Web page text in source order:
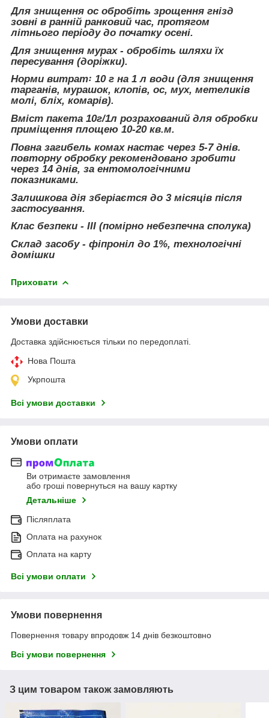
Для знищення ос обробіть зрощення гнізд
зовні в ранній ранковий час, протягом
літнього періоду до початку осені.
Для знищення мурах - обробіть шляхи їх
пересування (доріжки).
Норми витрат꞉ 10 г на 1 л води (для знищення
тарганів, мурашок, клопів, ос, мух, метеликів
молі, бліх, комарів).
Вміст пакета 10г/1л розрахований для обробки
приміщення площею 10-20 кв.м.
Повна загибель комах настає через 5-7 днів.
повторну обробку рекомендовано зробити
через 14 днів, за ентомологічними
показниками.
Залишкова дія зберіаєтся до 3 місяців після
застосування.
Клас безпеки - III (помірно небезпечна сполука)
Склад засобу - фіпроніл до 1%, технологічні
домішки
Приховати
Умови доставки
Доставка здійснюється тільки по передоплаті.
Нова Пошта
Укрпошта
Всі умови доставки
Умови оплати
Ви отримаєте замовлення
або гроші повернуться на вашу картку
Детальніше
Післяплата
Оплата на рахунок
Оплата на карту
Всі умови оплати
Умови повернення
Повернення товару впродовж 14 днів безкоштовно
Всі умови повернення
З цим товаром також замовляють